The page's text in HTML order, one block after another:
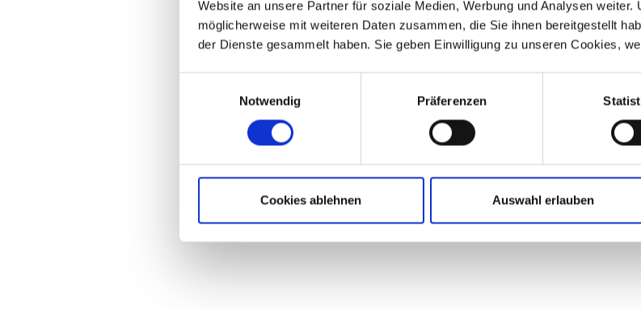
Website an unsere Partner für soziale Medien, Werbung und Analysen
möglicherweise mit weiteren Daten zusammen, die Sie ihnen bereitgestellt
der Dienste gesammelt haben. Sie geben Einwilligung zu unseren Cookies,
Notwendig
Präferenzen
Cookies ablehnen Auswahl erlauben